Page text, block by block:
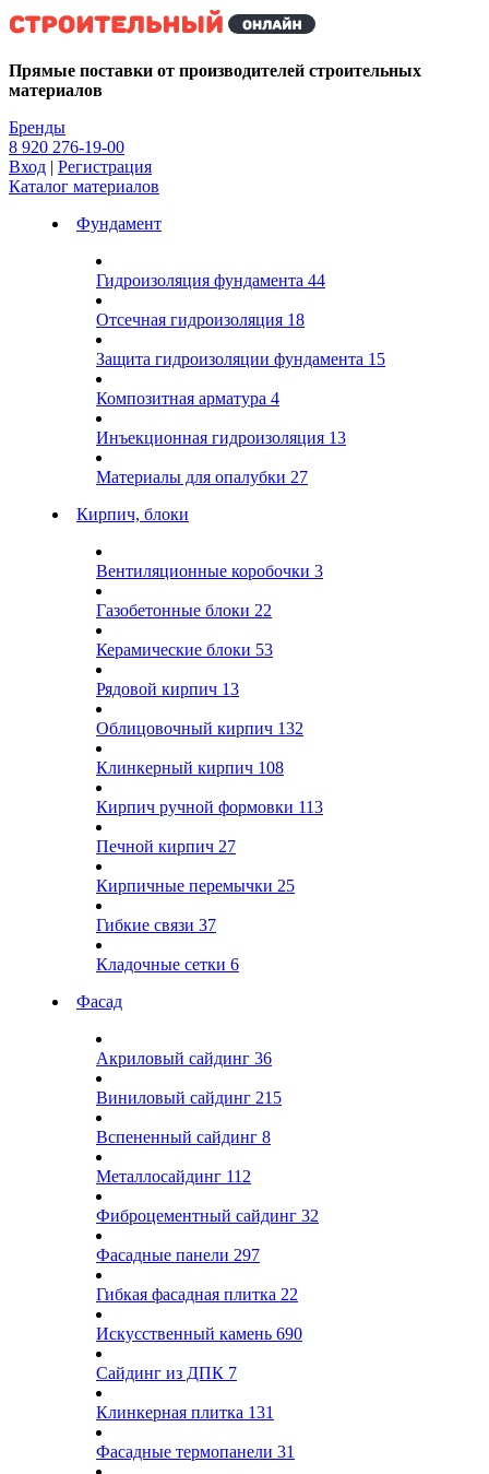
Kg
Прямые поставки от производителей строительных
материалов
Бренды
8 920 276-19-00
Вход | Регистрация
Каталог материалов
Фундамент
Гидроизоляция фундамента 44
Отсечная гидроизоляция 18
Защита гидроизоляции фундамента 15
Композитная арматура 4
Инъекционная гидроизоляция 13
Материалы для опалубки 27
Кирпич, блоки
Вентиляционные коробочки 3
Газобетонные блоки 22
Керамические блоки 53
Рядовой кирпич 13
Облицовочный кирпич 132
Клинкерный кирпич 108
Кирпич ручной формовки 113
Печной кирпич 27
Кирпичные перемычки 25
Гибкие связи 37
Кладочные сетки 6
Фасад
Акриловый сайдинг 36
Виниловый сайдинг 215
Вспененный сайдинг 8
Металлосайдинг 112
Фиброцементный сайдинг 32
Фасадные панели 297
Гибкая фасадная плитка 22
Искусственный камень 690
Сайдинг из ДПК 7
Клинкерная плитка 131
Фасадные термопанели 31